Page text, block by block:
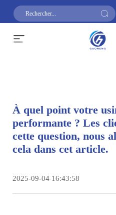
À quel point votre
performante ? Les
cette question, nous
cela dans cet article.
2025-09-04 16:43:58